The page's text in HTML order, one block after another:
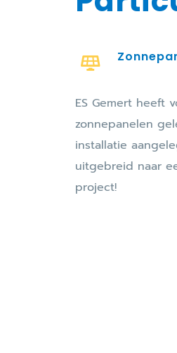
ES Gemert heeft
zonnepanelen
installatie
uitgebreid naar
project!